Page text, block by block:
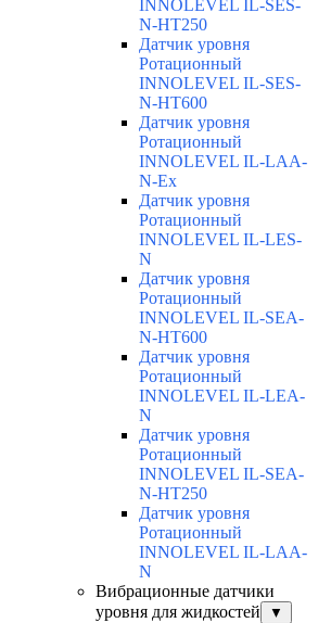
INNOLEVEL IL-SES-
N-HT250
Датчик уровня
Ротационный
INNOLEVEL IL-SES-
N-HT600
Датчик уровня
Ротационный
INNOLEVEL IL-LAA-
N-Ex
Датчик уровня
Ротационный
INNOLEVEL IL-LES-
N
Датчик уровня
Ротационный
INNOLEVEL IL-SEA-
N-HT600
Датчик уровня
Ротационный
INNOLEVEL IL-LEA-
N
Датчик уровня
Ротационный
INNOLEVEL IL-SEA-
N-HT250
Датчик уровня
Ротационный
INNOLEVEL IL-LAA-
N
Вибрационные датчики
уровня для жидкостей
▼